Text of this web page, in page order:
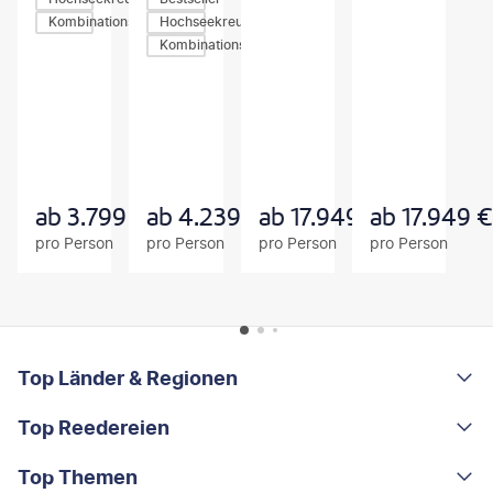
Kombinationsreisen
ab3.799 €
pro Person
B
O
T
Hochseekreuzfahrten
Kombinationsreisen
ab 4.239 €
pro Person
B
O
T
ab17.949 €
pro Person
B
O
T
ab17.949 €
pro Person
Footer navigation
Top Länder & Regionen
Portugal
Albanien
Top Reedereien
AIDA
Top Themen